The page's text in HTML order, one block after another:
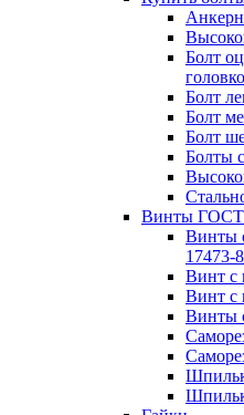
Болт
Болт
Болт
Болт
Болты
Винты ГОСТ
Винты
17473-
Винт с
Винт с
Винты